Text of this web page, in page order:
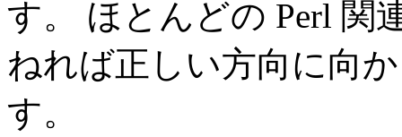
す。 ほとんどの Perl 関
ねれば正しい方向に向
す。